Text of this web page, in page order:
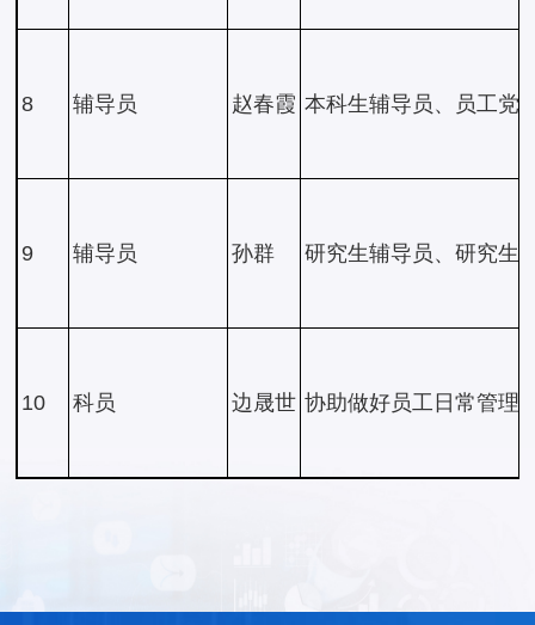
8 辅导员 赵春霞 本科生辅导员、员工党
9 辅导员 孙群 研究生辅导员、研究生
10 科员 边晟世 协助做好员工日常管理